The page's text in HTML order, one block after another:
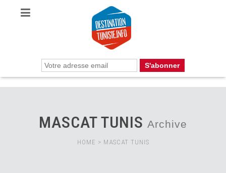
MASCAT TUNIS Archive
HOME > MASCAT TUNIS